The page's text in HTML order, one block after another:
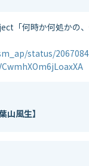
「何時か何処かの
status/
山風生】